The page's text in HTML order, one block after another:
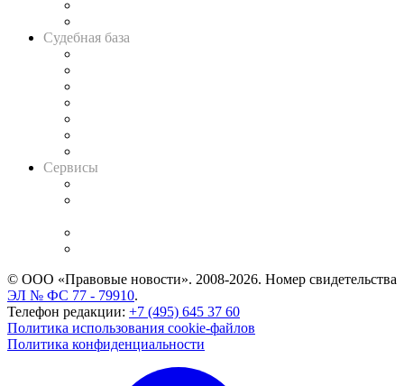
Судебная база
Сервисы
© ООО «Правовые новости». 2008-2026. Номер свидетельства
ЭЛ № ФС 77 - 79910.
Телефон редакции: +7 (495) 645 37 60
Политика использования cookie-файлов
Политика конфиденциальности